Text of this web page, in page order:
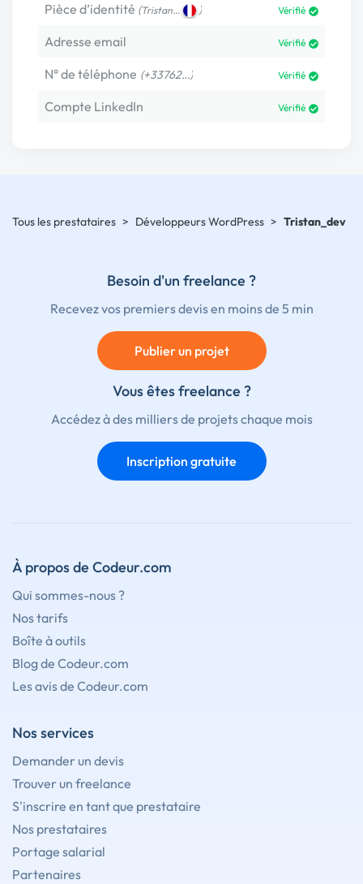
Pièce d’identité (Tristan… ) Vérifié
Adresse email Vérifié
N° de téléphone (+33762…) Vérifié
Compte LinkedIn Vérifié
Tous les prestataires > Développeurs WordPress > Tristan_dev
Besoin d'un freelance ?
Recevez vos premiers devis en moins de 5 min
Publier un projet
Vous êtes freelance ?
Accédez à des milliers de projets chaque mois
Inscription gratuite
À propos de Codeur.com
Qui sommes-nous ?
Nos tarifs
Boîte à outils
Blog de Codeur.com
Les avis de Codeur.com
Nos services
Demander un devis
Trouver un freelance
S'inscrire en tant que prestataire
Nos prestataires
Portage salarial
Partenaires